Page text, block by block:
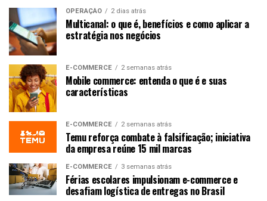
OPERAÇÃO 2 dias atrás
Multicanal: o que é, benefícios e como aplicar a
estratégia nos negócios
E-COMMERCE 2 semanas atrás
Mobile commerce: entenda o que é e suas
características
E-COMMERCE 2 semanas atrás
Temu reforça combate à falsificação; iniciativa
da empresa reúne 15 mil marcas
E-COMMERCE 3 semanas atrás
Férias escolares impulsionam e-commerce e
desafiam logística de entregas no Brasil